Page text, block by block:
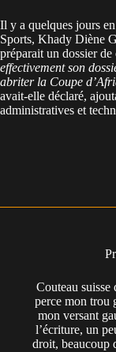
Il y a quelques jours
Sports, Khady Diène
préparait un dossier de
effectivement son
abriter la Coupe
avait-elle déclaré,
administratives et
Couteau
perce mon trou
mon versant
l’écriture, un
droit, beaucoup